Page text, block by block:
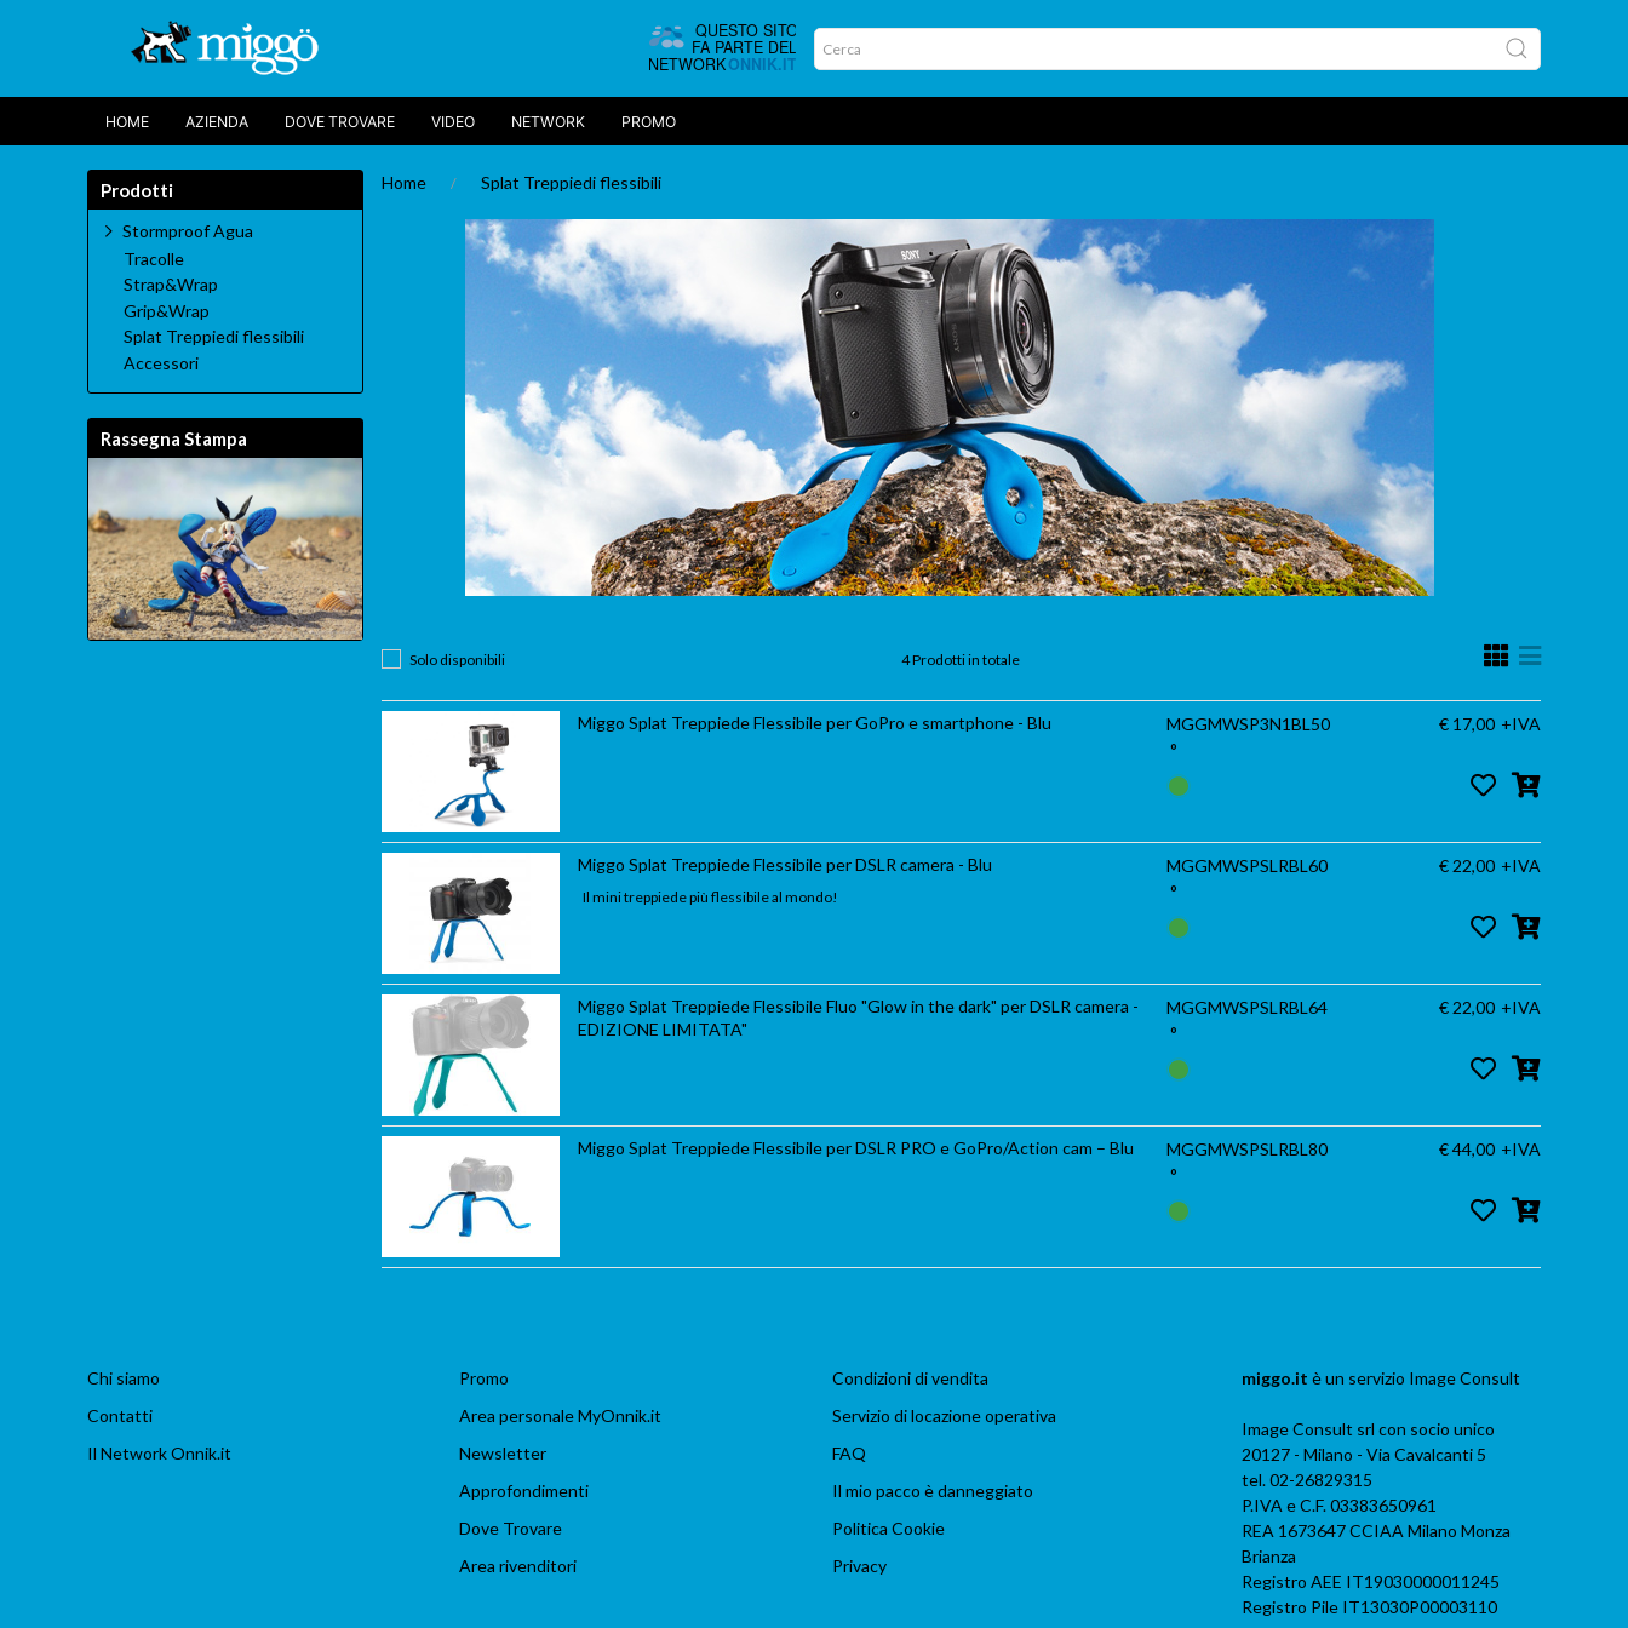
HOME AZIENDA DOVE TROVARE VIDEO NETWORK PROMO
Home Splat Treppiedi flessibili
Solo disponibili 4 Prodotti in totale
Miggo Splat Treppiede Flessibile per GoPro e smartphone - Blu
MGGMWSP3N1BL50
°
€ 17,00 +IVA
Miggo Splat Treppiede Flessibile per DSLR camera - Blu
Il mini treppiede più flessibile al mondo!
MGGMWSPSLRBL60
°
€ 22,00 +IVA
Miggo Splat Treppiede Flessibile Fluo "Glow in the dark" per DSLR camera -
EDIZIONE LIMITATA"
MGGMWSPSLRBL64
°
€ 22,00 +IVA
Miggo Splat Treppiede Flessibile per DSLR PRO e GoPro/Action cam – Blu
MGGMWSPSLRBL80
°
€ 44,00 +IVA
Prodotti
Stormproof Agua
Tracolle
Strap&Wrap
Grip&Wrap
Splat Treppiedi flessibili
Accessori
Rassegna Stampa
Chi siamo
Contatti
Il Network Onnik.it
Promo
Area personale MyOnnik.it
Newsletter
Approfondimenti
Dove Trovare
Area rivenditori
Condizioni di vendita
Servizio di locazione operativa
FAQ
Il mio pacco è danneggiato
Politica Cookie
Privacy
miggo.it è un servizio Image Consult
Image Consult srl con socio unico
20127 - Milano - Via Cavalcanti 5
tel. 02-26829315
P.IVA e C.F. 03383650961
REA 1673647 CCIAA Milano Monza
Brianza
Registro AEE IT19030000011245
Registro Pile IT13030P00003110